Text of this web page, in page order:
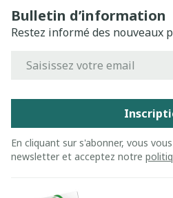
Bulletin d’information
Restez informé des nouveaux
En cliquant sur s'abonner, vous
newsletter et acceptez notre